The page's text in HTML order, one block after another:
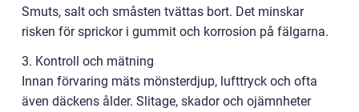
Smuts, salt och småsten tvättas bort. Det minskar
risken för sprickor i gummit och korrosion på fälgarna.
3. Kontroll och mätning
Innan förvaring mäts mönsterdjup, lufttryck och ofta
även däckens ålder. Slitage, skador och ojämnheter